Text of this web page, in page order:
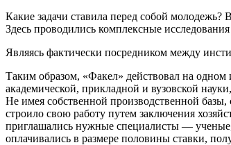
Какие задачи ставила перед собой
Здесь проводились комплексные
Являясь фактически посредником между
Таким образом, «Факел» действовал на
академической, прикладной и вузовской
Не имея собственной производственной базы,
строило свою работу путем заключения
приглашались нужные специалисты —
оплачивались в размере половины ставки,